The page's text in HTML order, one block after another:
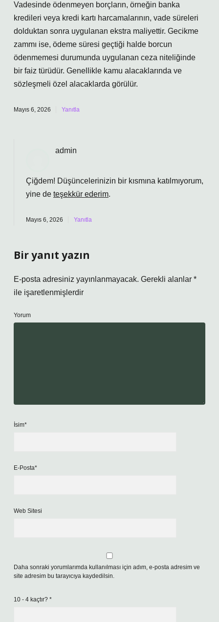
Vadesinde ödenmeyen borçların, örneğin banka
kredileri veya kredi kartı harcamalarının, vade süreleri
dolduktan sonra uygulanan ekstra maliyettir. Gecikme
zammı ise, ödeme süresi geçtiği halde borcun
ödenmemesi durumunda uygulanan ceza niteliğinde
bir faiz türüdür. Genellikle kamu alacaklarında ve
sözleşmeli özel alacaklarda görülür.
Mayıs 6, 2026 Yanıtla
admin
Çiğdem! Düşüncelerinizin bir kısmına katılmıyorum,
yine de teşekkür ederim.
Mayıs 6, 2026 Yanıtla
Bir yanıt yazın
E-posta adresiniz yayınlanmayacak. Gerekli alanlar *
ile işaretlenmişlerdir
Yorum
İsim*
E-Posta*
Web Sitesi
Daha sonraki yorumlarımda kullanılması için adım, e-posta adresim ve
site adresim bu tarayıcıya kaydedilsin.
10 - 4 kaçtır? *